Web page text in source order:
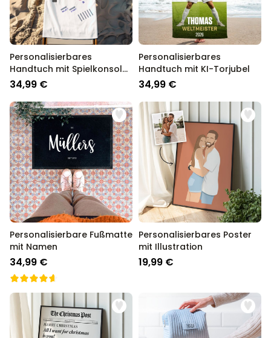
Personalisierbares
Handtuch mit Spielkonsole
und Text
34,99 €
Personalisierbares
Handtuch mit KI-Torjubel
34,99 €
Personalisierbare Fußmatte
mit Namen
34,99 €
Personalisierbares Poster
mit Illustration
19,99 €